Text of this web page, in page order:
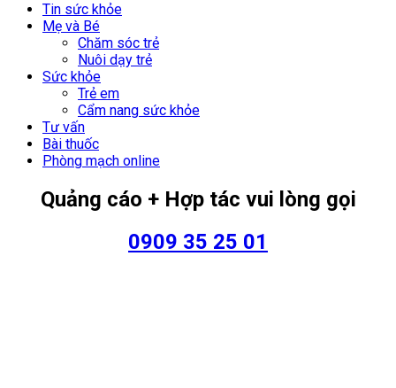
Tin sức khỏe
Mẹ và Bé
Chăm sóc trẻ
Nuôi dạy trẻ
Sức khỏe
Trẻ em
Cẩm nang sức khỏe
Tư vấn
Bài thuốc
Phòng mạch online
Quảng cáo + Hợp tác vui lòng gọi
0909 35 25 01